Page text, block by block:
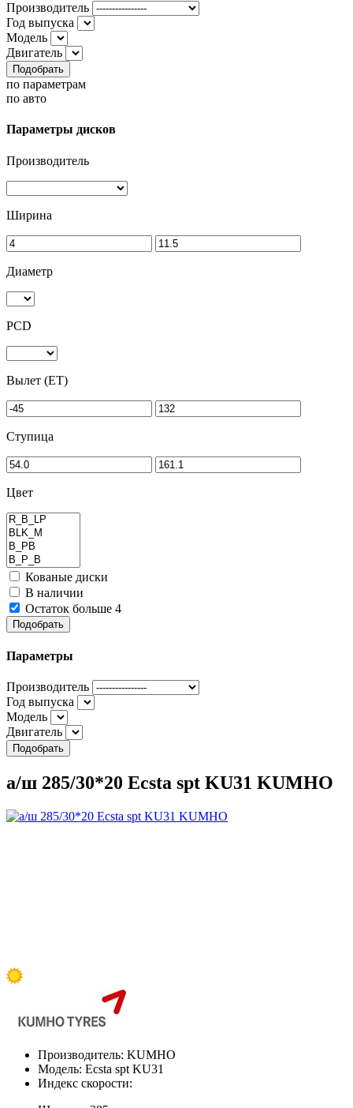
Производитель
Год выпуска
Модель
Двигатель
Подобрать
по параметрам
по авто
Параметры дисков
Производитель
Ширина
Диаметр
PCD
Вылет (ET)
Ступица
Цвет
Кованые диски
В наличии
Остаток больше 4
Подобрать
Параметры
Производитель
Год выпуска
Модель
Двигатель
Подобрать
а/ш 285/30*20 Ecsta spt KU31 KUMHO
Производитель: KUMHO
Модель: Ecsta spt KU31
Индекс скорости: